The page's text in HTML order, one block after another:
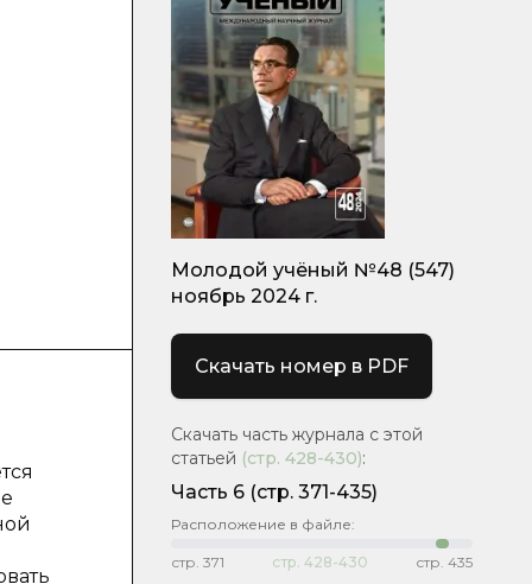
Молодой учёный №48 (547)
ноябрь 2024 г.
Скачать номер в PDF
Скачать часть журнала с этой
статьей (стр. 428-430):
Часть 6 (стр. 371-435)
Расположение в файле:
стр. 371 стр. 428-430 стр. 435